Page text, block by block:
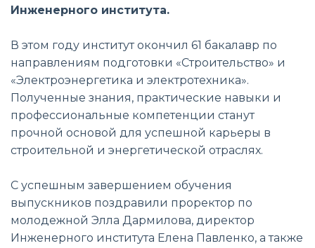
Инженерного института.
В этом году институт окончил 61 бакалавр по
направлениям подготовки «Строительство» и
«Электроэнергетика и электротехника».
Полученные знания, практические навыки и
профессиональные компетенции станут
прочной основой для успешной карьеры в
строительной и энергетической отраслях.
С успешным завершением обучения
выпускников поздравили проректор по
молодежной Элла Дармилова, директор
Инженерного института Елена Павленко, а также